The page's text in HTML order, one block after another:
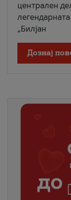
централен
„Билјан
Дознај